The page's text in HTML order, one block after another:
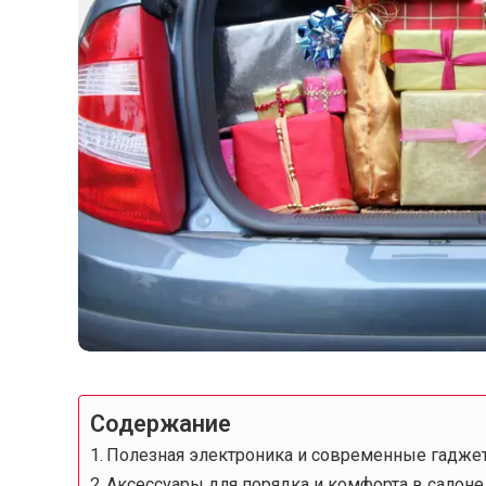
Содержание
Полезная электроника и современные